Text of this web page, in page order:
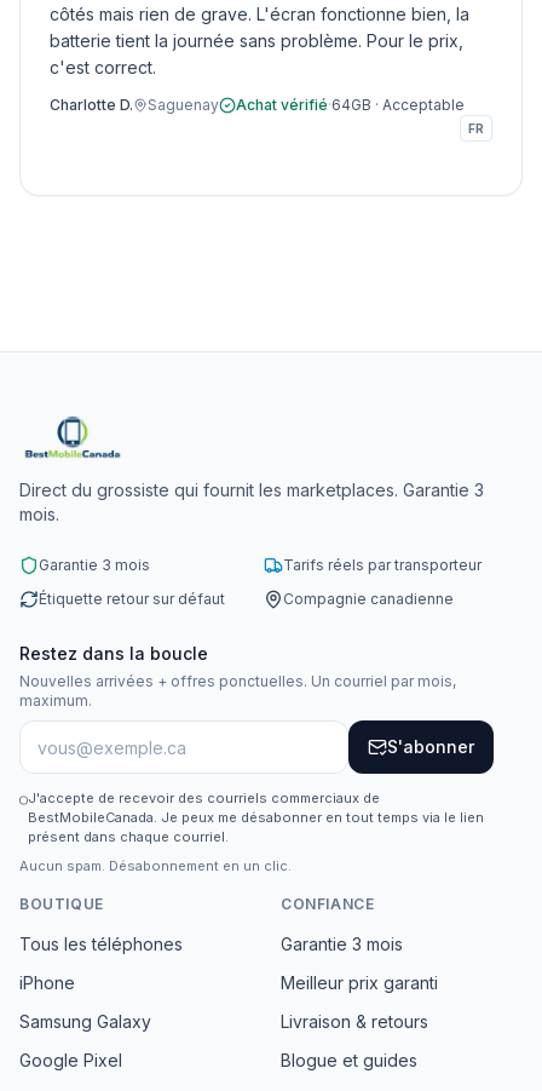
côtés mais rien de grave. L'écran fonctionne bien, la
batterie tient la journée sans problème. Pour le prix,
c'est correct.
Charlotte D. Saguenay Achat vérifié·64GB · Acceptable
FR
Direct du grossiste qui fournit les marketplaces. Garantie 3
mois.
Garantie 3 mois
Tarifs réels par transporteur
Étiquette retour sur défaut
Compagnie canadienne
Restez dans la boucle
Nouvelles arrivées + offres ponctuelles. Un courriel par mois,
maximum.
S'abonner
J'accepte de recevoir des courriels commerciaux de
BestMobileCanada. Je peux me désabonner en tout temps via le lien
présent dans chaque courriel.
Aucun spam. Désabonnement en un clic.
BOUTIQUE
Tous les téléphones
iPhone
Samsung Galaxy
Google Pixel
CONFIANCE
Garantie 3 mois
Meilleur prix garanti
Livraison & retours
Blogue et guides